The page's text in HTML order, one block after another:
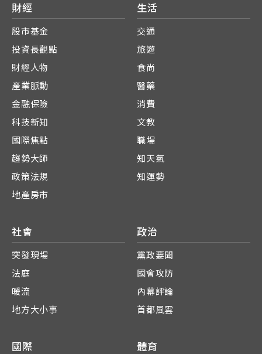
財經
股市基金
投資長觀點
財經人物
產業脈動
金融保險
科技新知
國際焦點
趨勢大師
政策法規
地產房市
生活
交通
旅遊
食尚
醫藥
消費
文教
職場
知天氣
知運勢
社會
突發現場
法庭
暖流
地方大小事
政治
黨政要聞
國會攻防
內幕評論
首都風雲
國際 體育